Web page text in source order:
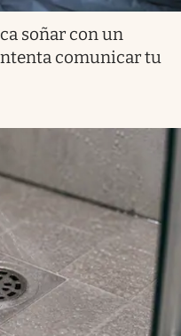
soñar con un
comunicar tu